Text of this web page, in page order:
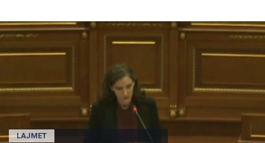
LAJMET